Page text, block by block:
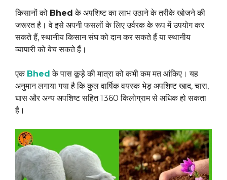
किसानों को Bhed के अपशिष्ट का लाभ उठाने के तरीके खोजने की
जरूरत है। वे इसे अपनी फसलों के लिए उर्वरक के रूप में उपयोग कर
सकते हैं, स्थानीय किसान संघ को दान कर सकते हैं या स्थानीय
व्यापारी को बेच सकते हैं।
एक Bhed के पास कूड़े की मात्रा को कभी कम मत आंकिए। यह
अनुमान लगाया गया है कि कुल वार्षिक वयस्क भेड़ अपशिष्ट खाद, चारा,
घास और अन्य अपशिष्ट सहित 1360 किलोग्राम से अधिक हो सकता
है।